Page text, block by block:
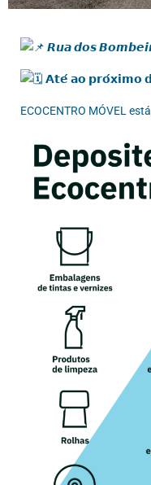
𝙍𝙪𝙖 𝙙𝙤𝙨
𝗔𝘁𝗲́ 𝗮𝗼 𝗽𝗿𝗼́𝘅𝗶𝗺𝗼
ECOCENTRO MÓVEL